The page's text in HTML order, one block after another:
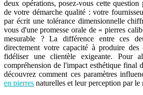
deux opérations, posez-vous cette
de votre démarche qualité : votre
par écrit une tolérance dimensionnelle
vous d'une promesse orale de « pierres
mesurable ? La différence entre ces
directement votre capacité à produire des
fidéliser une clientèle exigeante. Pour
compréhension de l'impact esthétique final
découvrez comment ces paramètres
en pierres naturelles et leur perception par le